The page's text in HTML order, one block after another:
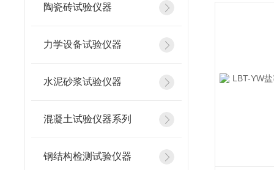
陶瓷砖试验仪器
力学设备试验仪器
水泥砂浆试验仪器
混凝土试验仪器系列
钢结构检测试验仪器